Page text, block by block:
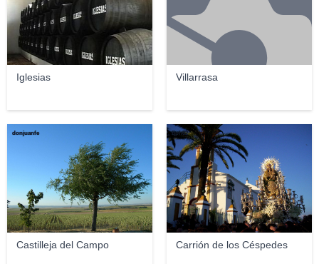
Iglesias Villarrasa
Castilleja del Campo
donjuanfe
Carrión de los Céspedes
fjph82